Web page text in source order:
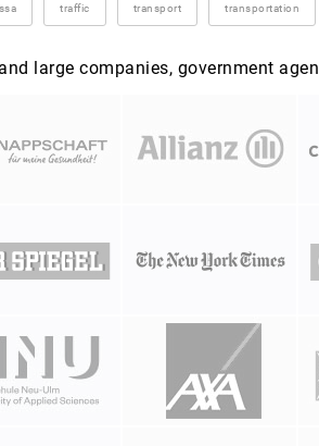
traffic transport transportation
large companies, government